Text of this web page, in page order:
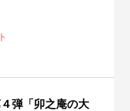
弾「卯之庵の大